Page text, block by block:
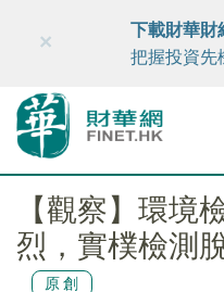
財華智庫網 FINTV
×
下載財華財
把握投資先
【觀察】環境
烈，實樸檢測
原創